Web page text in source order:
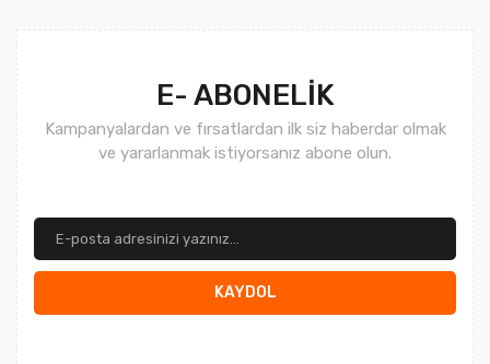
E- ABONELİK
Kampanyalardan ve fırsatlardan ilk siz haberdar olmak
ve yararlanmak istiyorsanız abone olun.
KAYDOL